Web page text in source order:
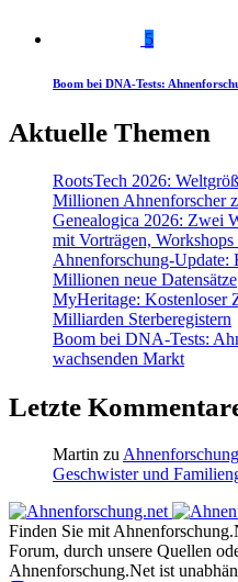
5
Boom bei DNA-Tests:
Aktuelle Themen
RootsTech 2026:
Millionen Ahnenforscher
Genealogica 2026: Zwei
mit Vorträgen, Workshops
Ahnenforschung-Update:
Millionen neue Datensätze
MyHeritage: Kostenloser
Milliarden Sterberegistern
Boom bei DNA-Tests:
wachsenden Markt
Letzte
Martin zu
Geschwister und
Finden Sie mit
Forum, durch unsere Quellen
Ahnenforschung.Net ist